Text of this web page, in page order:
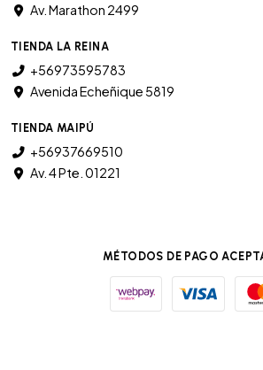
Av. Marathon 2499
TIENDA LA REINA
+56973595783
Avenida Echeñique 5819
TIENDA MAIPÚ
+56937669510
Av. 4 Pte. 01221
MÉTODOS DE PAGO